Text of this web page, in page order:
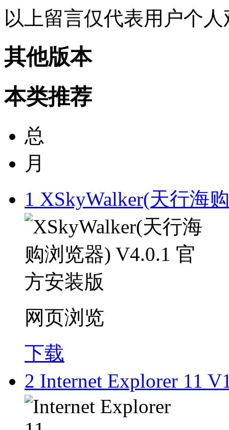
以上留言仅代表用户个
其他版本
本类推荐
总
月
1 XSkyWalker(天行海
网页浏览
下载
2 Internet Explorer 11